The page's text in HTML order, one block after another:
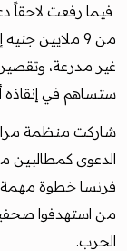
فيما رفعت لاحقاً
من 9 ملايين
غير مدرعة،
ستساهم في إنقاذه
شاركت منظمة
الدعوى كمطالبين
فرنسا خطوة مهمة
من استهدفوا
الحرب.